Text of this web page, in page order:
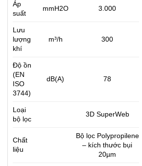
Áp
suất
mmH2O 3.000
Lưu
lượng
khí
m³/h 300
Độ ồn
(EN
ISO
3744)
dB(A) 78
Loại
bộ lọc
3D SuperWeb
Chất
liệu
Bộ lọc Polypropilene
– kích thước bụi
20µm